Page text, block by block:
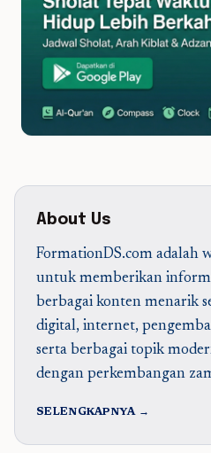
About Us
FormationDS.com adalah
untuk memberikan
berbagai konten menarik
digital, internet,
serta berbagai topik
dengan perkembangan
SELENGKAPNYA →